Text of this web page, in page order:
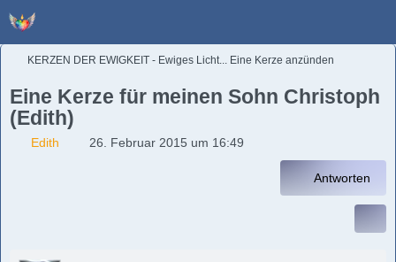
KERZEN DER EWIGKEIT - Ewiges Licht... Eine Kerze anzünden
Eine Kerze für meinen Sohn Christoph
(Edith)
Edith 26. Februar 2015 um 16:49
Antworten